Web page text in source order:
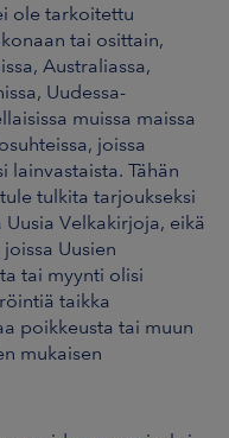
ole tarkoitettu
tai osittain,
Australiassa,
Uudessa-
muissa maissa
joissa
lainvastaista. Tähän
tulkita tarjoukseksi
Velkakirjoja, eikä
Uusien
tai myynti olisi
taikka
poikkeusta tai muun
mukaisen